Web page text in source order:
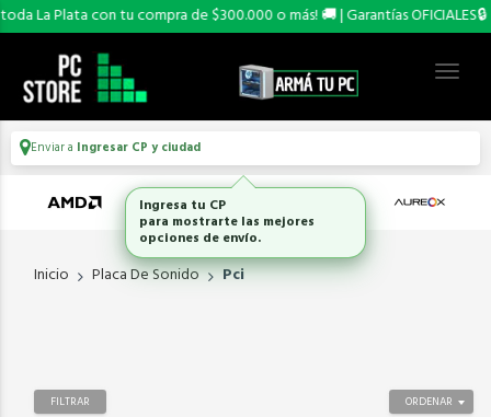
La Plata con tu compra de $300.000 o más! 🚚 | Garantías OFICIALES🔒
Enviar a Ingresar CP y ciudad
Inicio Placa De Sonido Pci
ORDENAR
FILTRAR
Ingresa tu CP
para mostrarte las mejores
opciones de envío.